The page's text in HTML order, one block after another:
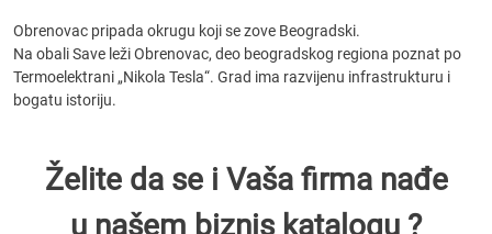
Obrenovac pripada okrugu koji se zove Beogradski.
Na obali Save leži Obrenovac, deo beogradskog regiona poznat po
Termoelektrani „Nikola Tesla“. Grad ima razvijenu infrastrukturu i
bogatu istoriju.
Želite da se i Vaša firma nađe
u našem biznis katalogu ?